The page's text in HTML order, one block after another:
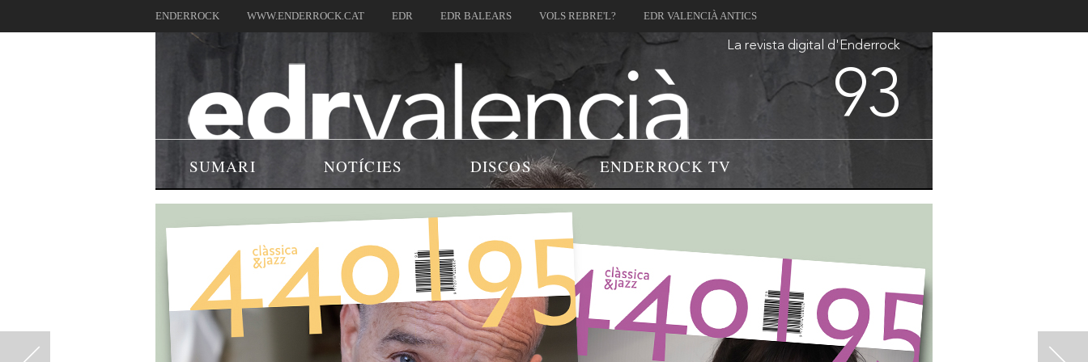
ENDERROCK WWW.ENDERROCK.CAT EDR EDR BALEARS VOLS REBRE'L? EDR VALENCIÀ ANTICS
La revista digital d'Enderrock
93
SUMARI NOTÍCIES DISCOS ENDERROCK TV